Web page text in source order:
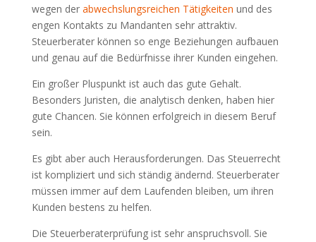
wegen der abwechslungsreichen Tätigkeiten und des
engen Kontakts zu Mandanten sehr attraktiv.
Steuerberater können so enge Beziehungen aufbauen
und genau auf die Bedürfnisse ihrer Kunden eingehen.
Ein großer Pluspunkt ist auch das gute Gehalt.
Besonders Juristen, die analytisch denken, haben hier
gute Chancen. Sie können erfolgreich in diesem Beruf
sein.
Es gibt aber auch Herausforderungen. Das Steuerrecht
ist kompliziert und sich ständig ändernd. Steuerberater
müssen immer auf dem Laufenden bleiben, um ihren
Kunden bestens zu helfen.
Die Steuerberaterprüfung ist sehr anspruchsvoll. Sie